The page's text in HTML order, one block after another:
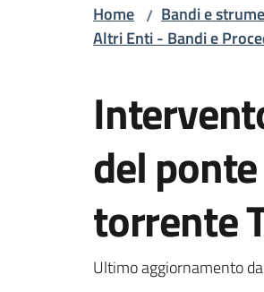
Home / Bandi e
Altri Enti - Bandi e
del
torrente
Ultimo aggiornamento